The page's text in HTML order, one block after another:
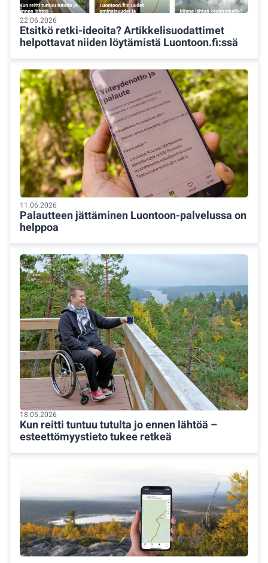
22.06.2026
Etsitkö retki-ideoita? Artikkelisuodattimet
helpottavat niiden löytämistä Luontoon.fi:ssä
11.06.2026
Palautteen jättäminen Luontoon-palvelussa on
helppoa
18.05.2026
Kun reitti tuntuu tutulta jo ennen lähtöä –
esteettömyystieto tukee retkeä